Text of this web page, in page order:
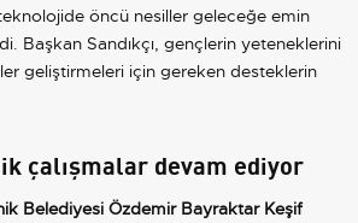
öncü nesiller geleceğe emin
Başkan Sandıkçı, gençlerin yeteneklerini
geliştirmeleri için gereken desteklerin
çalışmalar devam ediyor
Belediyesi Özdemir Bayraktar Keşif